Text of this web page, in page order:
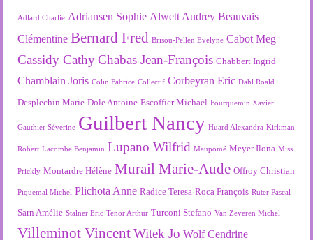
Adlard Charlie Adriansen Sophie Alwett Audrey Beauvais
Clémentine Bernard Fred Brisou-Pellen Evelyne Cabot Meg
Cassidy Cathy Chabas Jean-François Chabbert Ingrid
Chamblain Joris Colin Fabrice Collectif Corbeyran Eric Dahl Roald
Desplechin Marie Dole Antoine Escoffier Michaël Fourquemin Xavier
Gauthier Séverine Guilbert Nancy Huard Alexandra Kirkman
Robert Lacombe Benjamin Lupano Wilfrid Maupomé Meyer Ilona Miss
Prickly Montardre Hélène Murail Marie-Aude Offroy Christian
Piquemal Michel Plichota Anne Radice Teresa Roca François Ruter Pascal
Sarn Amélie Stalner Eric Tenor Arthur Turconi Stefano Van Zeveren Michel
Villeminot Vincent Witek Jo Wolf Cendrine